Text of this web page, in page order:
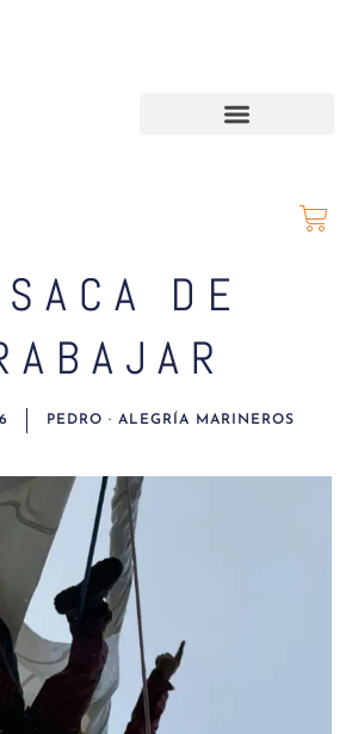
DE
PEDRO · ALEGRÍA MARINEROS